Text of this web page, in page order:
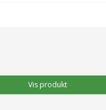
Vis produkt